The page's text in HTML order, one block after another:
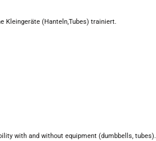
Kleingeräte (Hanteln,Tubes) trainiert.
with and without equipment (dumbbells, tubes).